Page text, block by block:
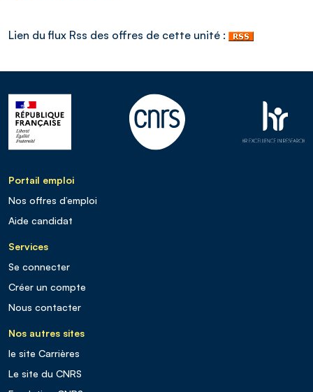
Lien du flux Rss des offres de cette unité :
Portail emploi
Nos offres d’emploi
Aide candidat
Services
Se connecter
Créer un compte
Nous contacter
Nos autres sites
le site Carrières
Le site du CNRS